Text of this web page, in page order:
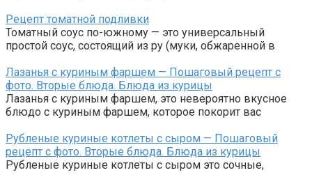
Рецепт томатной подливки
Томатный соус по-южному — это универсальный
простой соус, состоящий из ру (муки, обжаренной в
Лазанья с куриным фаршем — Пошаговый рецепт с
фото. Вторые блюда. Блюда из курицы
Лазанья с куриным фаршем, это невероятно вкусное
блюдо с куриным фаршем, которое покорит вас
Рубленые куриные котлеты с сыром — Пошаговый
рецепт с фото. Вторые блюда. Блюда из курицы
Рубленые куриные котлеты с сыром это сочные,